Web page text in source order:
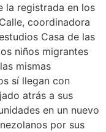
la registrada en los
coordinadora
Casa de las
niños migrantes
mismas
sí llegan con
atrás a sus
en un nuevo
por sus